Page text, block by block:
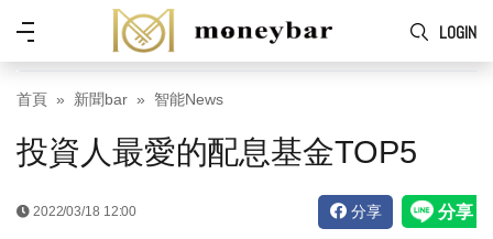
Skip to main content
LOGIN
功
能
表
首頁 新聞bar 智能News
投資人最愛的配息基金TOP5
2022/03/18 12:00 分享